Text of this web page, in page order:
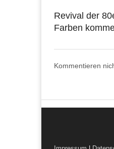
Revival der
Farben
Kommentieren